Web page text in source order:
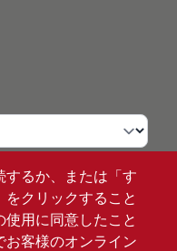
するか、または「す
クリックすること
用に同意したこと
お客様のオンライン